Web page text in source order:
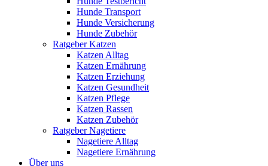
Hunde Transport
Hunde Versicherung
Hunde Zubehör
Ratgeber Katzen
Katzen Alltag
Katzen Ernährung
Katzen Erziehung
Katzen Gesundheit
Katzen Pflege
Katzen Rassen
Katzen Zubehör
Ratgeber Nagetiere
Nagetiere Alltag
Nagetiere Ernährung
Über uns